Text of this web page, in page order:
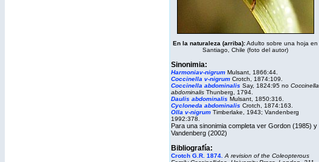
En la naturaleza (arriba):Adulto sobre una hoja en
Santiago, Chile (foto del autor)
Sinonimia:
Harmoniav-nigrum Mulsant, 1866:44.
Coccinella v-nigrumCrotch, 1874:109.
Coccinella abdominalis Say, 1824:95 no Coccinella
abdominalisThunberg, 1794.
Daulis abdominalis Mulsant, 1850:316.
Cycloneda abdominalis Crotch, 1874:163.
Olla v-nigrum Timberlake, 1943; Vandenberg
1992:378.
Para una sinonimia completa ver Gordon (1985) y
Vandenberg (2002)
Bibliografía:
Crotch G.R. 1874. A revision of the Coleopterous